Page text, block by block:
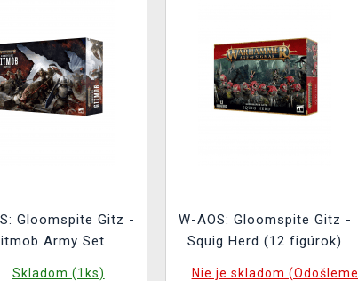
Gloomspite Gitz -
Army Set
Skladom (1ks)
W-AOS: Gloomspite Gitz -
Squig Herd (12 figúrok)
Nie je skladom (Odošleme